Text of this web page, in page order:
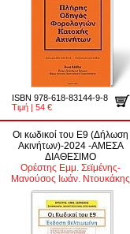
ISBN 978-618-83144-9-8
Τιμή | 54 €
Οι κωδικοί του Ε9 (Δήλωση
Ακινήτων)-2024 -ΑΜΕΣΑ
ΔΙΑΘΕΣΙΜΟ
Ορέστης Εμμ. Σεϊμένης-
Μανούσος Ιωάν. Ντουκάκης